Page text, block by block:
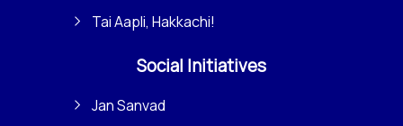
Tai Aapli, Hakkachi!
Social Initiatives
Jan Sanvad